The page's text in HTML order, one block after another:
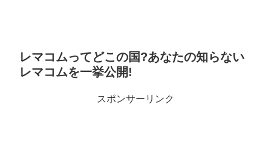
レマコムってどこの国?あなたの知らない
レマコムを一挙公開!
スポンサーリンク